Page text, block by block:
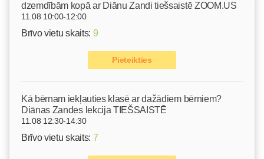
dzemdībām kopā ar Diānu Zandi tiešsaistē ZOOM.US
11.08 10:00-12:00
Brīvo vietu skaits: 9
Pieteikties
Kā bērnam iekļauties klasē ar dažādiem bērniem?
Diānas Zandes lekcija TIEŠSAISTĒ
11.08 12:30-14:30
Brīvo vietu skaits: 7